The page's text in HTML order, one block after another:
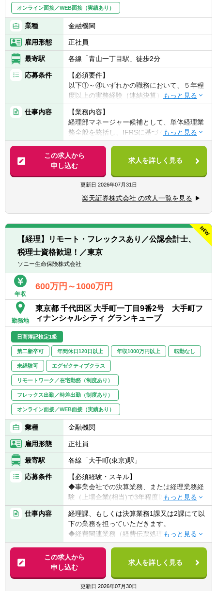
テレワーク中心となっておりますが、業務の
必要に応じて出社の機会があります。（出社
に制約があるわけではありません）
オンライン面接／WEB面接（実績あり）
業種 金融機関
雇用形態 正社員
最寄駅 各線「青山一丁目駅」徒歩2分
応募条件
【必須要件】
以下①～④いずれかの職務において、５年程
度以上の実務経験（連結決算）がある方
①事業会社または金融機関での連結会計経験
②監査法人での監査業務経験
③会計事務所での実務経験
④税理士法人での実務経験
【歓迎経験・スキル】
・金融機関等で上記に該当する業務経験
・証券会社にて主計業務のご経験がある方
・自己資本規制比率の計算を含む監督官庁等
へのモニタリング報告
・金商法監査、有価証券届出書、有価証券報
告書、決算短信作成
・会計監査対応とJ-SOX及び内部統制監査対
応
・会計業務における業務改善、効率化対応
・証券外務員資格保有の方
・英語スキル（メール等、海外子会社とのや
り取りで使用します）
【求める人物像】
方
・チームワークを大切にできる方
・変化を楽しめる、前向きな方
・新しい知識を学ぶことに意欲的な方
・「言われたことをやる」だけでなく、自分
で考えて行動できる方
※TOEICスコア未保有の方は、入社後TOEIC
スコアを取得いただきます
仕事内容
【業務内容】
経理部マネージャー候補として、単体経理業
務全般を統括し、IFRSに基づく連結決算業
務、海外子会社管理、内部統制の構築・運用
など、幅広い業務をプレイングマネージャー
として担当していただきます。自らも手を動
かしながら、チームを率いて業務効率化や高
度化を推進し、会社の成長に貢献していただ
きます。
具体的には…
・マネジメント業務: チームメンバーの育
成、業務分担、進捗管理
・単体の月次・四半期・年次決算業務の統括
・連結決算業務（国内外の子会社を担当）の
統括
・親会社（楽天証券ホールディングス）への
報告資料作成
・決算短信などの作成
・税務申告
・内部統制の構築・運用
※ 楽天証券ホールディングスの経理業務も兼
務していただきます。
【組織】
所属は財務企画本部 経理部
この求人から
申し込む
求人を詳しく見る
更新日 2026年07月31日
楽天証券株式会社 の求人一覧を見る
【経理】リモート・フレックスあり／公認会計士、
税理士資格歓迎！／東京
ソニー生命保険株式会社
年収
600万円～1000万円
勤務地
東京都 千代田区 大手町一丁目9番2号 大手町フ
ィナンシャルシティ グランキューブ
日商簿記検定1級
第二新卒可 年間休日120日以上 年収1000万円以上 転勤なし
未経験可 エグゼクティブクラス
リモートワーク／在宅勤務（制度あり）
フレックス出勤／時差出勤（制度あり）
オンライン面接／WEB面接（実績あり）
業種 金融機関
雇用形態 正社員
最寄駅 各線「大手町(東京)駅」
応募条件
【必須経験・スキル】
◆事業会社での決算業務、または経理業務経
験（上場企業(相当)で3年程度以上）
◆監査法人・税理士法人での業務経験
【以下の経験あれば、なお可】
◆公認会計士、税理士資格あればなお可
◆金融機関での就業経験不問
◆税務関連業務従事経験が長ければなお可
◆組織のマネジメント経験あればなお可
◆有価証券報告書作成経験あればなお可
◆税務（法人税等）申告書作成経験あればな
仕事内容
経理課、もしくは決算業務1課又は2課にて以
下の業務を担っていただきます。
◆経費関連業務（経費伝票処理及び支払処
理）
◆固定資産管理業務（有形・無形）及びリー
ス取引関連業務
◆日本会計基準及びIFRS会計基準に基づく決
算業務
この求人から
申し込む
求人を詳しく見る
更新日 2026年07月30日